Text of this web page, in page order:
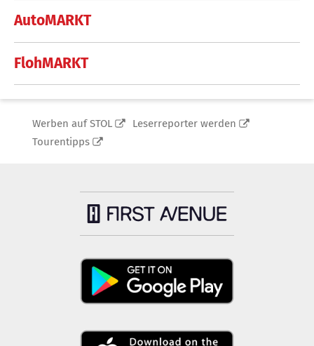
AutoMARKT
FlohMARKT
Werben auf STOL
Leserreporter werden
Tourentipps